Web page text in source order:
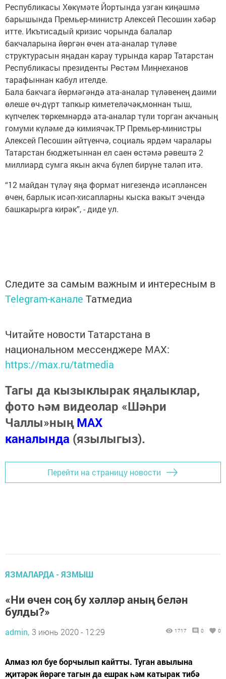
Республикасы Хөкүмәте Йортында узган киңәшмә
барышында Премьер-министр Алексей Песошин хәбәр
итте. Икътисадый кризис чорында балалар
бакчаларына йөргән өчен ата-аналар түләве
структурасын яңадан карау турында карар Татарстан
Республикасы президенты Рөстәм Миңнеханов
тарафыннан кабул ителде.
Бала бакчага йөрмәгәндә ата-аналар түләвенең даими
өлеше өч-дүрт тапкыр киметеләчәк,моннан тыш,
күпчелек төркемнәрдә ата-аналар түли торган акчаның
гомуми күләме дә кимиячәк.ТР Премьер-министры
Алексей Песошин әйтүенчә, социаль ярдәм чаралары
Татарстан бюджетыннан ел саен өстәмә рәвештә 2
миллиард сумга якын акча бүлеп бирүне таләп итә.
“12 майдан түләү яңа формат нигезендә исәпләнсен
өчен, барлык исәп-хисапларны кыска вакыт эчендә
башкарырга кирәк”, - диде ул.
Следите за самым важным и интересным в
Telegram-канале Татмедиа
Читайте новости Татарстана в
национальном мессенджере MАХ:
https://max.ru/tatmedia
Тагы да кызыклырак яңалыклар,
фото һәм видеолар «Шәһри
Чаллы»ныңMAX
каналында (язылыгыз).
Перейти на страницу новости
ЯЗМАЛАРДА - ЯЗМЫШ
«Ни өчен соң бу хәлләр аның белән
булды?»
admin, 3 июнь 2020 - 12:29 1717 0 0
Алмаз юл буе борчылып кайтты. Туган авылына
җитәрәк йөрәге тагын да ешрак һәм катырак тибә